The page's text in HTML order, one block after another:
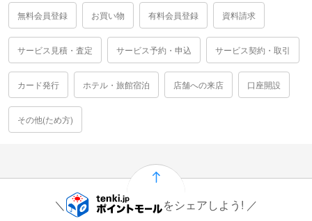
無料会員登録 お買い物 有料会員登録 資料請求
サービス見積・査定 サービス予約・申込 サービス契約・取引
カード発行 ホテル・旅館宿泊 店舗への来店 口座開設
その他(ため方)
をシェアしよう!